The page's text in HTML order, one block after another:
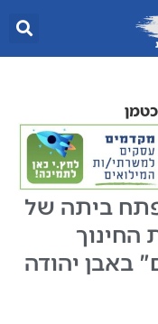
ביתה של
החינוך
באבן יהודה